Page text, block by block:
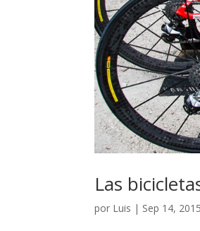
Las
por Luis | Sep 14, 2015